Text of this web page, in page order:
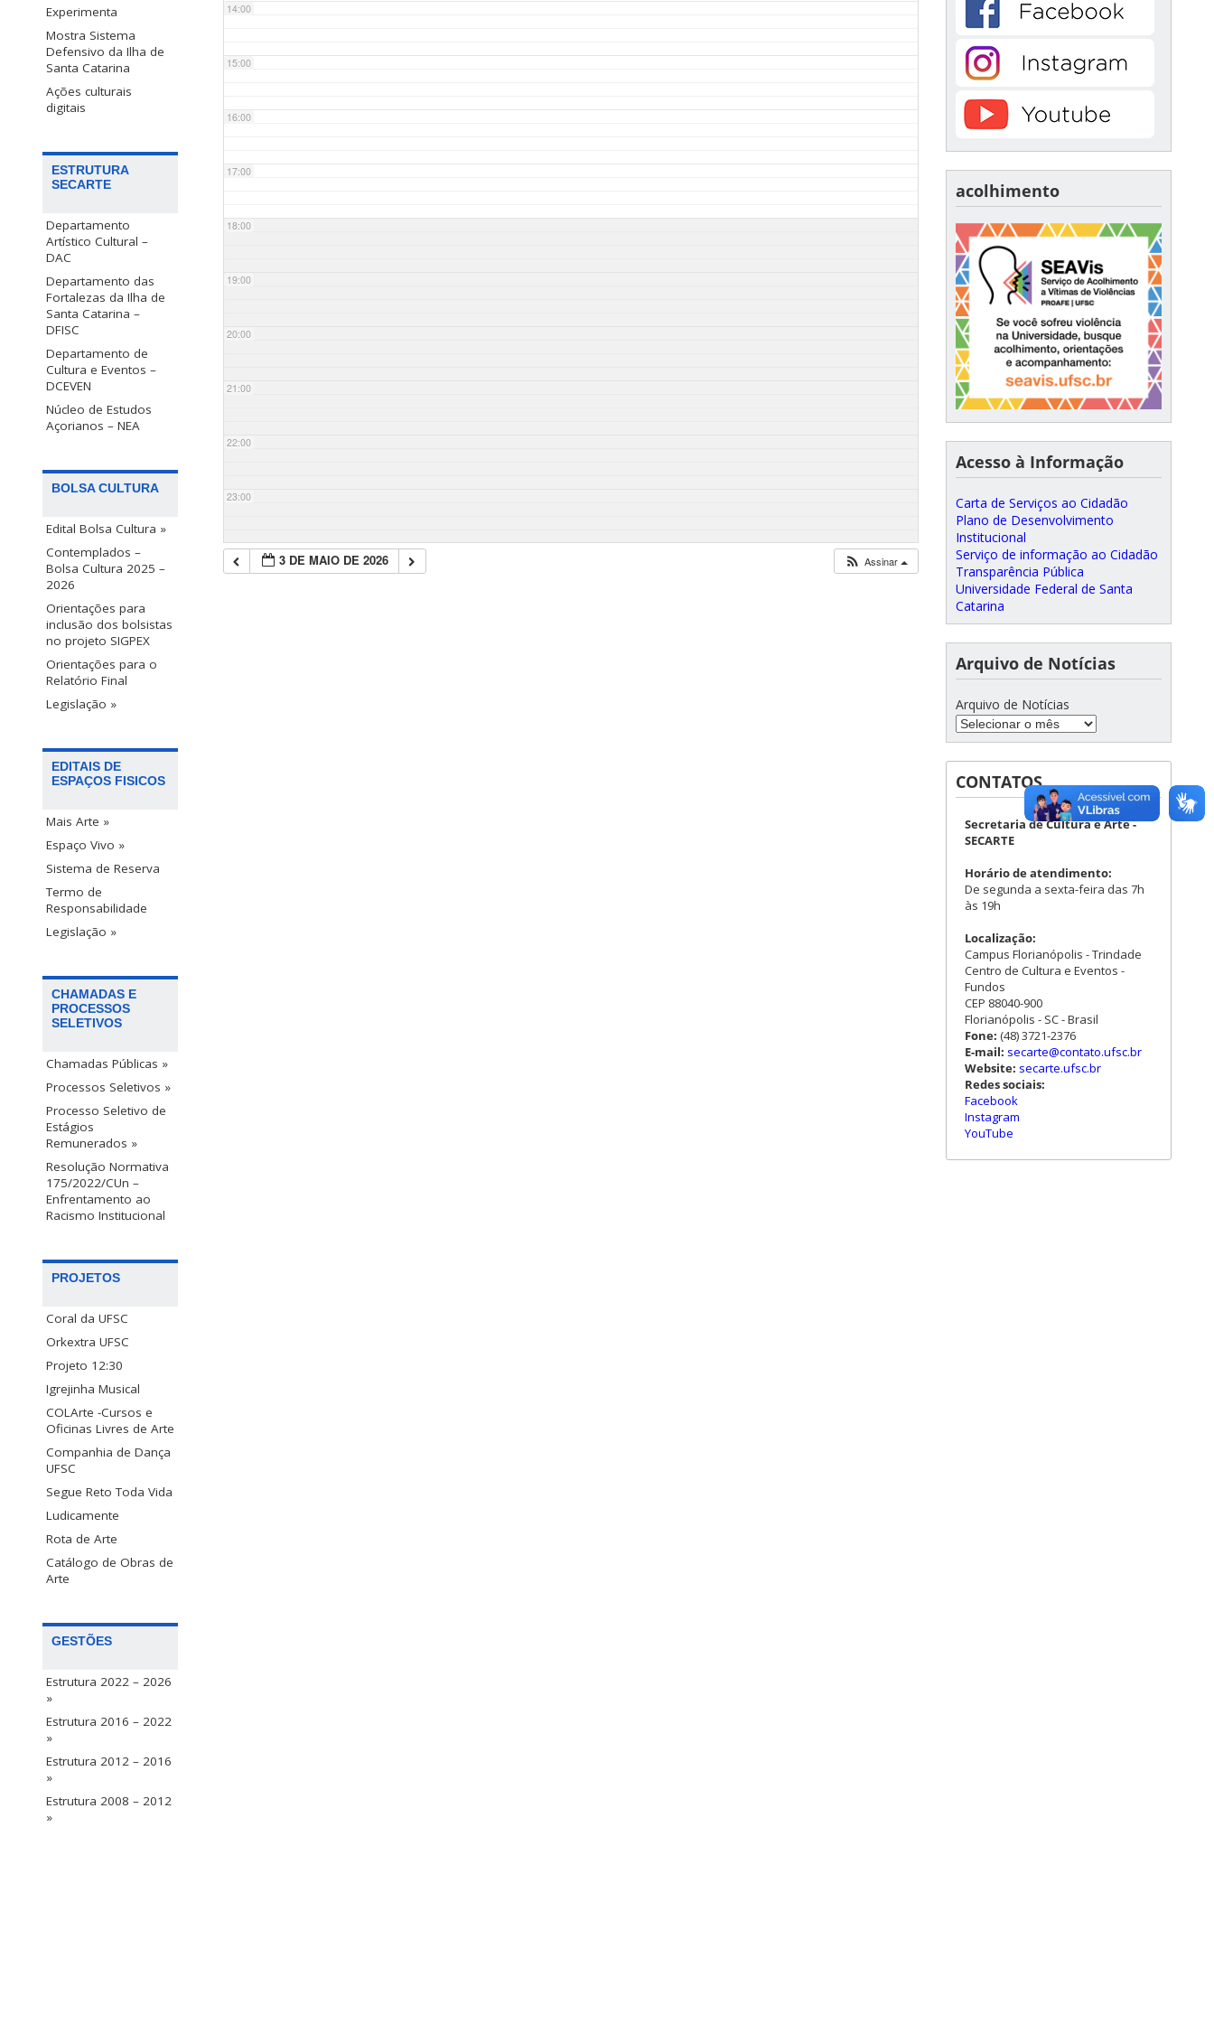
Experimenta
Mostra Sistema
Defensivo da Ilha de
Santa Catarina
Ações culturais
digitais
ESTRUTURA
SECARTE
Departamento
Artístico Cultural –
DAC
Departamento das
Fortalezas da Ilha de
Santa Catarina –
DFISC
Departamento de
Cultura e Eventos –
DCEVEN
Núcleo de Estudos
Açorianos – NEA
BOLSA CULTURA
Edital Bolsa Cultura »
Contemplados –
Bolsa Cultura 2025 –
2026
Orientações para
inclusão dos bolsistas
no projeto SIGPEX
Orientações para o
Relatório Final
Legislação »
EDITAIS DE
ESPAÇOS FISICOS
Mais Arte »
Espaço Vivo »
Sistema de Reserva
Termo de
Responsabilidade
Legislação »
CHAMADAS E
PROCESSOS
SELETIVOS
Chamadas Públicas »
Processos Seletivos »
Processo Seletivo de
Estágios
Remunerados »
Resolução Normativa
175/2022/CUn –
Enfrentamento ao
Racismo Institucional
PROJETOS
Coral da UFSC
Orkextra UFSC
Projeto 12:30
Igrejinha Musical
COLArte -Cursos e
Oficinas Livres de Arte
Companhia de Dança
UFSC
Segue Reto Toda Vida
Ludicamente
Rota de Arte
Catálogo de Obras de
Arte
GESTÕES
Estrutura 2022 – 2026
»
Estrutura 2016 – 2022
»
Estrutura 2012 – 2016
»
Estrutura 2008 – 2012
»
14:00
15:00
16:00
17:00
18:00
19:00
20:00
21:00
22:00
23:00
3 DE MAIO DE 2026 Assinar
acolhimento
Acesso à Informação
Carta de Serviços ao Cidadão
Plano de Desenvolvimento
Institucional
Serviço de informação ao Cidadão
Transparência Pública
Universidade Federal de Santa
Catarina
Arquivo de Notícias
Arquivo de Notícias
CONTATOS
Secretaria de Cultura e Arte -
SECARTE
Horário de atendimento:
De segunda a sexta-feira das 7h
às 19h
Localização:
Campus Florianópolis - Trindade
Centro de Cultura e Eventos -
Fundos
CEP 88040-900
Florianópolis - SC - Brasil
Fone: (48) 3721-2376
E-mail: secarte@contato.ufsc.br
Website: secarte.ufsc.br
Redes sociais:
Facebook
Instagram
YouTube